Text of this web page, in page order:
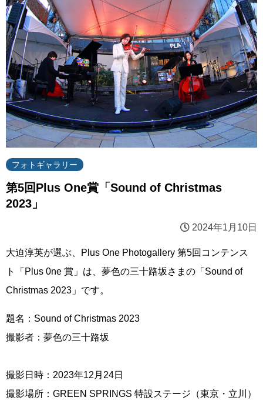
フォトギャラリー
第5回Plus One賞「Sound of Christmas
2023」
2024年1月10日
大迫淳英が選ぶ、Plus One Photogallery 第5回コンテンス
ト「Plus 0ne 賞」は、夢色の三十路坂さまの「Sound of
Christmas 2023」です。
題名：Sound of Christmas 2023
撮影者：夢色の三十路坂
撮影日時：2023年12月24日
撮影場所：GREEN SPRINGS 特設ステージ（東京・立川）